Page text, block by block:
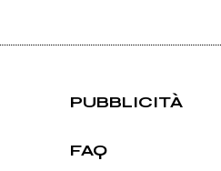
PUBBLICITÀ
FAQ